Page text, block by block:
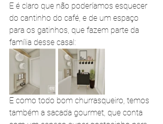
E é claro que não poderíamos esquecer
do cantinho do café, e de um espaço
para os gatinhos, que fazem parte da
família desse casal:
E como todo bom churrasqueiro, temos
também a sacada gourmet, que conta